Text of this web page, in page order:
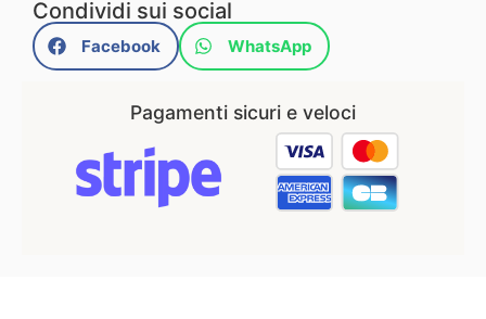
Condividi sui social
Facebook WhatsApp
Pagamenti sicuri e veloci